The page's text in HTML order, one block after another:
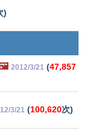
)
2012/3/21 (47,857
3/21 (100,620次)